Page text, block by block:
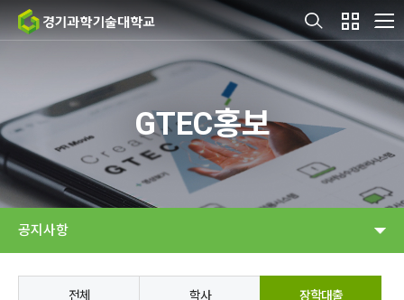
GTEC홍보
공지사항
전체 학사 장학대출